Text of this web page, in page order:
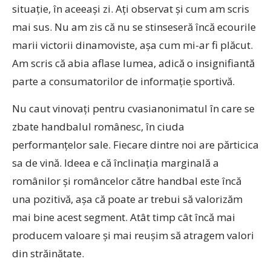
situație, în aceeași zi. Ați observat și cum am scris
mai sus. Nu am zis că nu se stinseseră încă ecourile
marii victorii dinamoviste, așa cum mi-ar fi plăcut.
Am scris că abia aflase lumea, adică o insignifiantă
parte a consumatorilor de informație sportivă.
Nu caut vinovați pentru cvasianonimatul în care se
zbate handbalul românesc, în ciuda
performanțelor sale. Fiecare dintre noi are părticica
sa de vină. Ideea e că înclinația marginală a
românilor și româncelor către handbal este încă
una pozitivă, așa că poate ar trebui să valorizăm
mai bine acest segment. Atât timp cât încă mai
producem valoare și mai reușim să atragem valori
din străinătate.